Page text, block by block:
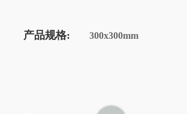
产品规格: 300x300mm